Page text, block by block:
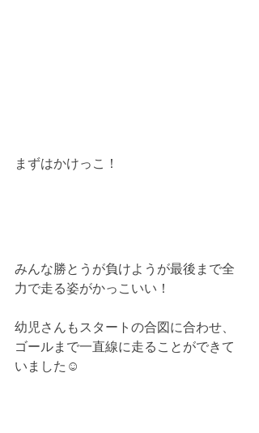
まずはかけっこ！
みんな勝とうが負けようが最後まで全
力で走る姿がかっこいい！
幼児さんもスタートの合図に合わせ、
ゴールまで一直線に走ることができて
いました☺︎